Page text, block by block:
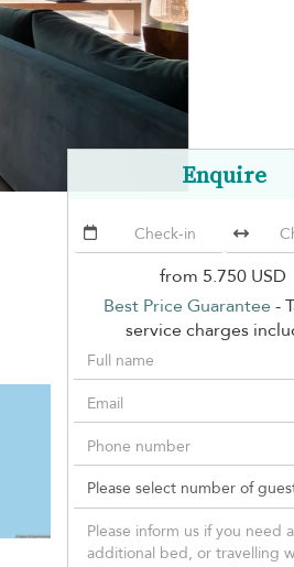
Enquire
from 5.750 USD
Best Price Guarantee -
service charges